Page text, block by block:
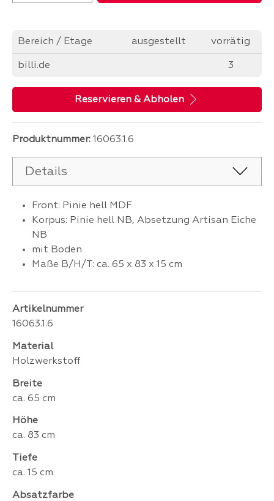
Bereich / Etage ausgestellt vorrätig
billi.de 3
Reservieren & Abholen
Produktnummer: 16063.1.6
Details
Front: Pinie hell MDF
Korpus: Pinie hell NB, Absetzung Artisan Eiche
NB
mit Boden
Maße B/H/T: ca. 65 x 83 x 15 cm
Artikelnummer
16063.1.6
Material
Holzwerkstoff
Breite
ca. 65 cm
Höhe
ca. 83 cm
Tiefe
ca. 15 cm
Absatzfarbe